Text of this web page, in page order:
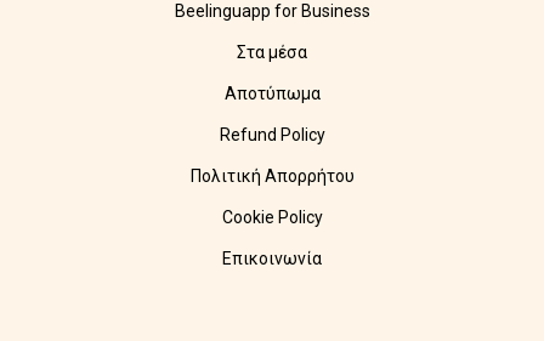
Beelinguapp for Business
Στα μέσα
Αποτύπωμα
Refund Policy
Πολιτική Απορρήτου
Cookie Policy
Επικοινωνία